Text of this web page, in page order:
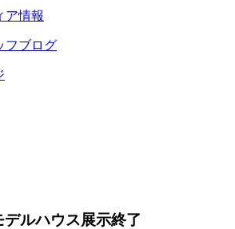
ア情報
フブログ
ルハウス展示終了